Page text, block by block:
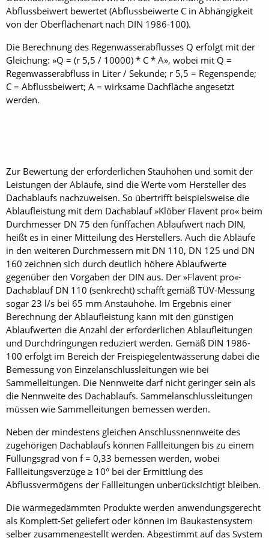
Abflussbeiwert bewertet (Abflussbeiwerte C in Abhängigkeit
von der Oberflächenart nach DIN 1986-100).
Die Berechnung des Regenwasserabflusses Q erfolgt mit der
Gleichung: »Q = (r 5,5 / 10000) * C * A», wobei mit Q =
Regenwasserabfluss in Liter / Sekunde; r 5,5 = Regenspende;
C = Abflussbeiwert; A = wirksame Dachfläche angesetzt
werden.
Zur Bewertung der erforderlichen Stauhöhen und somit der
Leistungen der Abläufe, sind die Werte vom Hersteller des
Dachablaufs nachzuweisen. So übertrifft beispielsweise die
Ablaufleistung mit dem Dachablauf »Klöber Flavent pro« beim
Durchmesser DN 75 den fünffachen Ablaufwert nach DIN,
heißt es in einer Mitteilung des Herstellers. Auch die Abläufe
in den weiteren Durchmessern mit DN 110, DN 125 und DN
160 zeichnen sich durch deutlich höhere Ablaufwerte
gegenüber den Vorgaben der DIN aus. Der »Flavent pro«-
Dachablauf DN 110 (senkrecht) schafft gemäß TÜV-Messung
sogar 23 l/s bei 65 mm Anstauhöhe. Im Ergebnis einer
Berechnung der Ablaufleistung kann mit den günstigen
Ablaufwerten die Anzahl der erforderlichen Ablaufleitungen
und Durchdringungen reduziert werden. Gemäß DIN 1986-
100 erfolgt im Bereich der Freispiegelentwässerung dabei die
Bemessung von Einzelanschlussleitungen wie bei
Sammelleitungen. Die Nennweite darf nicht geringer sein als
die Nennweite des Dachablaufs. Sammelanschlussleitungen
müssen wie Sammelleitungen bemessen werden.
Neben der mindestens gleichen Anschlussnennweite des
zugehörigen Dachablaufs können Fallleitungen bis zu einem
Füllungsgrad von f = 0,33 bemessen werden, wobei
Fallleitungsverzüge ≥ 10° bei der Ermittlung des
Abflussvermögens der Fallleitungen unberücksichtigt bleiben.
Die wärmegedämmten Produkte werden anwendungsgerecht
als Komplett-Set geliefert oder können im Baukastensystem
selber zusammengestellt werden. Abgestimmt auf das System